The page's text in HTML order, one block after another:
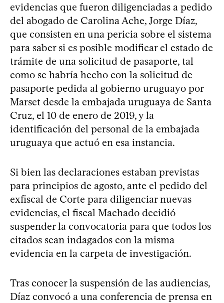
evidencias que fueron diligenciadas a pedido
del abogado de Carolina Ache, Jorge Díaz,
que consisten en una pericia sobre el sistema
para saber si es posible modificar el estado de
trámite de una solicitud de pasaporte, tal
como se habría hecho con la solicitud de
pasaporte pedida al gobierno uruguayo por
Marset desde la embajada uruguaya de Santa
Cruz, el 10 de enero de 2019, y la
identificación del personal de la embajada
uruguaya que actuó en esa instancia.
Si bien las declaraciones estaban previstas
para principios de agosto, ante el pedido del
exfiscal de Corte para diligenciar nuevas
evidencias, el fiscal Machado decidió
suspender la convocatoria para que todos los
citados sean indagados con la misma
evidencia en la carpeta de investigación.
Tras conocer la suspensión de las audiencias,
Díaz convocó a una conferencia de prensa en